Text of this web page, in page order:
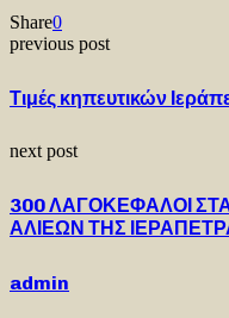
Share0
previous post
Τιμές κηπευτικών
next post
300 ΛΑΓΟΚΕΦΑΛΟΙ
ΑΛΙΕΩΝ ΤΗΣ
admin